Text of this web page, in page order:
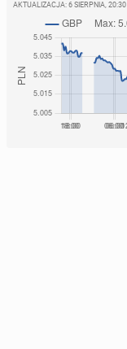
AKTUALIZACJA: 6 SIERPNIA, 20:30